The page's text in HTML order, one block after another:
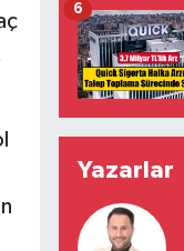
6
Yazarlar